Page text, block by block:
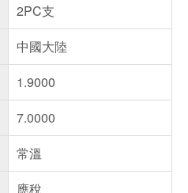
2PC支
中國大陸
1.9000
7.0000
常溫
應稅